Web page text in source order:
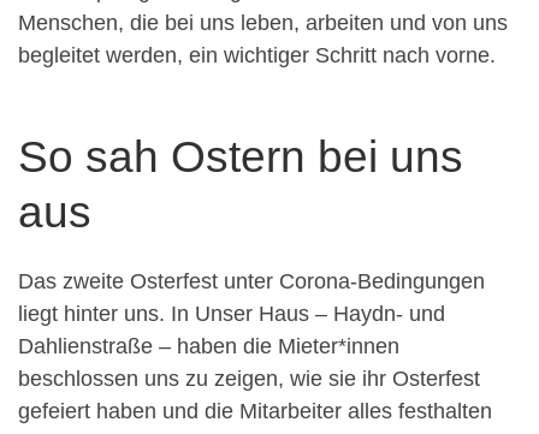
Menschen, die bei uns leben, arbeiten und von uns
begleitet werden, ein wichtiger Schritt nach vorne.
So sah Ostern bei uns
aus
Das zweite Osterfest unter Corona-Bedingungen
liegt hinter uns. In Unser Haus – Haydn- und
Dahlienstraße – haben die Mieter*innen
beschlossen uns zu zeigen, wie sie ihr Osterfest
gefeiert haben und die Mitarbeiter alles festhalten